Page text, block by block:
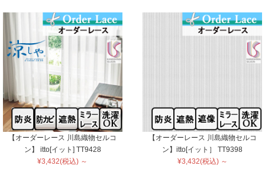
【オーダーレース 川島織物セルコ
ン】 itto[イット] TT9428
¥3,432(税込) ～
【オーダーレース 川島織物セルコ
ン】itto[イット］ TT9398
¥3,432(税込) ～